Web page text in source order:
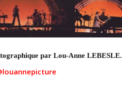
par Lou-Anne LEBESLE.